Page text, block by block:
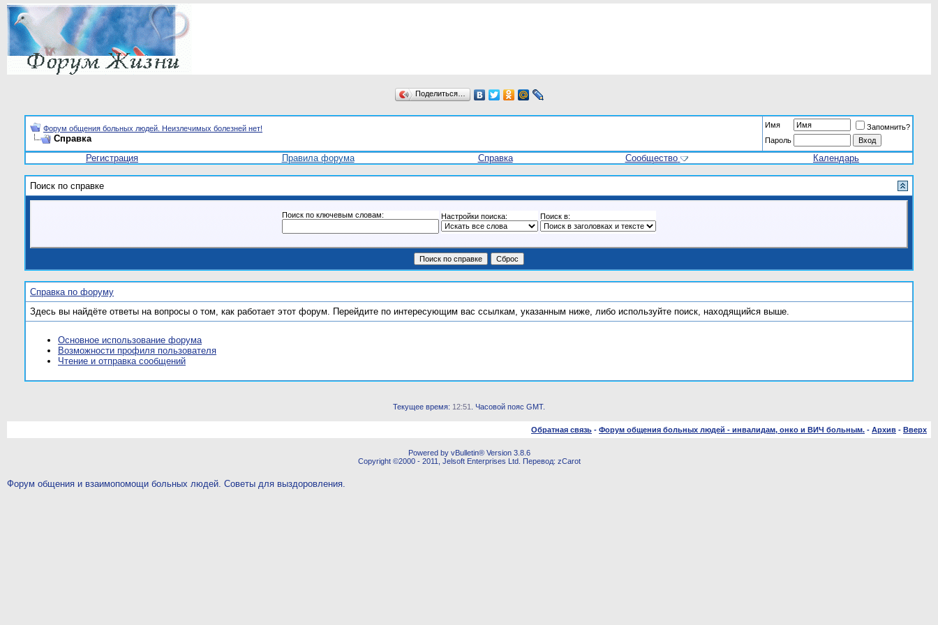
Поделиться…
Форум общения больных людей. Неизлечимых болезней нет!
Справка
Имя
Запомнить?
Пароль
Регистрация Правила форума Справка Сообщество Календарь
Поиск по справке
Поиск по ключевым словам: Настройки поиска: Поиск в:
Справка по форуму
Здесь вы найдёте ответы на вопросы о том, как работает этот форум. Перейдите по интересующим вас ссылкам, указанным ниже, либо используйте поиск, находящийся выше.
Основное использование форума
Возможности профиля пользователя
Чтение и отправка сообщений
Текущее время: 12:51 . Часовой пояс GMT.
Обратная связь - Форум общения больных людей - инвалидам, онко и ВИЧ больным. - Архив - Вверх
Powered by vBulletin® Version 3.8.6
Copyright ©2000 - 2011, Jelsoft Enterprises Ltd. Перевод: zCarot
Форум общения и взаимопомощи больных людей. Советы для выздоровления.